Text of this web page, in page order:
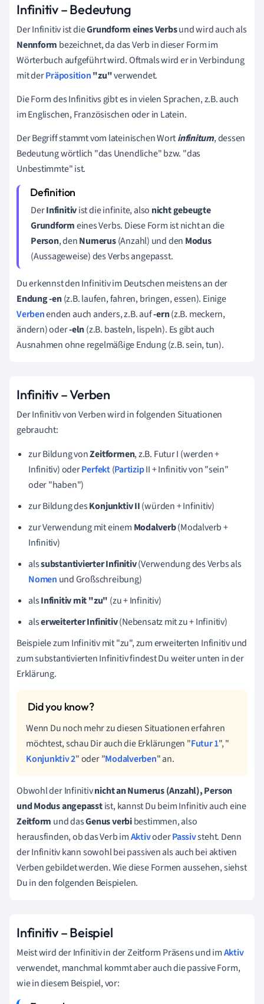
Infinitiv – Bedeutung
Der Infinitiv ist dieGrundform eines Verbsund wird auch als
Nennform bezeichnet, da das Verb in dieser Form im
Wörterbuch aufgeführt wird. Oftmals wird er in Verbindung
mit derPräposition"zu"verwendet.
Die Form des Infinitivs gibt es in vielen Sprachen, z.B. auch
im Englischen, Französischen oder in Latein.
Der Begriff stammt vom lateinischen Wortinfinitum, dessen
Bedeutung wörtlich "das Unendliche" bzw. "das
Unbestimmte" ist.
DerInfinitivist die infinite, also nicht gebeugte
Grundformeines Verbs. Diese Form ist nicht an die
Person, denNumerus(Anzahl) und den Modus
(Aussageweise) des Verbs angepasst.
Du erkennst den Infinitiv im Deutschen meistens an der
Endung -en(z.B. laufen, fahren, bringen, essen). Einige
Verbenenden auch anders, z.B. auf-ern(z.B. meckern,
ändern) oder-eln(z.B. basteln, lispeln). Es gibt auch
Ausnahmen ohne regelmäßige Endung (z.B. sein, tun).
Infinitiv – Verben
Der Infinitiv von Verben wird in folgenden Situationen
gebraucht:
zur Bildung vonZeitformen, z.B. Futur I (werden +
Infinitiv) oderPerfekt(PartizipII + Infinitiv von "sein"
oder "haben")
zur Bildung desKonjunktiv II(würden + Infinitiv)
zur Verwendung mit einem Modalverb(Modalverb +
Infinitiv)
alssubstantivierter Infinitiv(Verwendung des Verbs als
Nomen undGroßschreibung)
alsInfinitiv mit "zu" (zu + Infinitiv)
alserweiterter Infinitiv(Nebensatz mit zu + Infinitiv)
Beispiele zum Infinitiv mit "zu", zum erweiterten Infinitiv und
zum substantivierten Infinitiv findest Du weiter unten in der
Erklärung.
Wenn Du noch mehr zu diesen Situationen erfahren
möchtest, schau Dir auch die Erklärungen "Futur 1", "
Konjunktiv 2" oder "Modalverben" an.
Obwohl der Infinitivnicht an Numerus (Anzahl), Person
und Modus angepasstist, kannst Du beim Infinitiv auch eine
Zeitform und dasGenus verbibestimmen, also
herausfinden, ob das Verb imAktivoderPassivsteht. Denn
der Infinitiv kann sowohl bei passiven als auch bei aktiven
Verben gebildet werden. Wie diese Formen aussehen, siehst
Du in den folgenden Beispielen.
Infinitiv – Beispiel
Meist wird der Infinitiv in der Zeitform Präsens und imAktiv
verwendet, manchmal kommt aber auch die passive Form,
wie in diesem Beispiel, vor: